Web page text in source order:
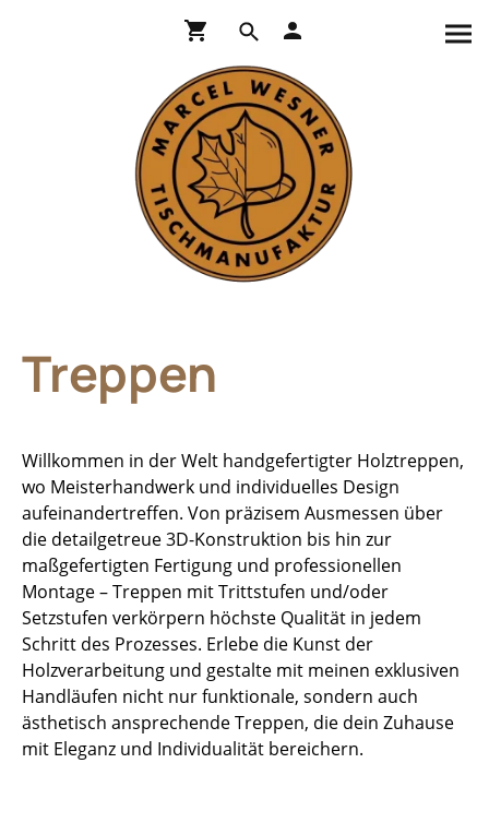
Treppen
Willkommen in der Welt handgefertigter Holztreppen,
wo Meisterhandwerk und individuelles Design
aufeinandertreffen. Von präzisem Ausmessen über
die detailgetreue 3D-Konstruktion bis hin zur
maßgefertigten Fertigung und professionellen
Montage – Treppen mit Trittstufen und/oder
Setzstufen verkörpern höchste Qualität in jedem
Schritt des Prozesses. Erlebe die Kunst der
Holzverarbeitung und gestalte mit meinen exklusiven
Handläufen nicht nur funktionale, sondern auch
ästhetisch ansprechende Treppen, die dein Zuhause
mit Eleganz und Individualität bereichern.